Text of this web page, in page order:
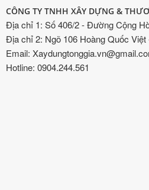
CÔNG TY TNHH XÂY DỰNG &
Địa chỉ 1: Số 406/2 - Đường Cộng
Địa chỉ 2: Ngõ 106 Hoàng Quốc
Email:
Hotline: 0904.244.561